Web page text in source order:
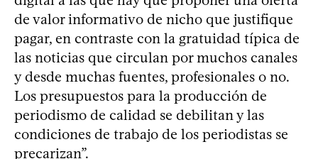
de valor informativo de nicho que justifique
pagar, en contraste con la gratuidad típica de
las noticias que circulan por muchos canales
y desde muchas fuentes, profesionales o no.
Los presupuestos para la producción de
periodismo de calidad se debilitan y las
condiciones de trabajo de los periodistas se
precarizan”.